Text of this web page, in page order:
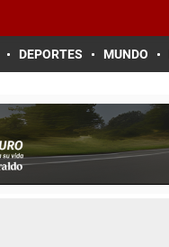
DEPORTES MUNDO